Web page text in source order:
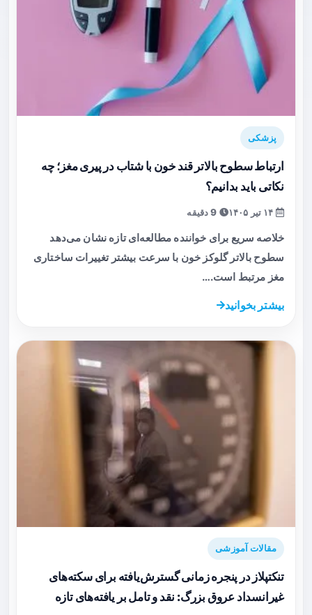
پزشکی
ارتباط سطوح بالاتر قند خون با شتاب در پیری مغز؛ چه
نکاتی باید بدانیم؟
خلاصه سریع برای خواننده مطالعه‌ای تازه نشان می‌دهد
سطوح بالاتر گلوکز خون با سرعت بیشتر تغییرات ساختاری
مغز مرتبط است.…
بیشتر بخوانید
مقالات آموزشی
تنکتپلاز در پنجره زمانی گسترش‌یافته برای سکته‌های
غیرانسداد عروق بزرگ: نقد و تامل بر یافته‌های تازه